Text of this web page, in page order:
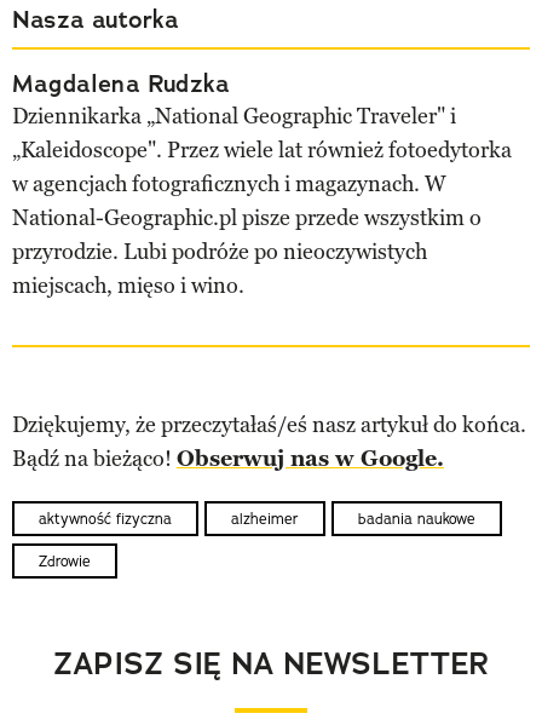
Nasza autorka
Magdalena Rudzka
Dziennikarka „National Geographic Traveler" i
„Kaleidoscope". Przez wiele lat również fotoedytorka
w agencjach fotograficznych i magazynach. W
National-Geographic.pl pisze przede wszystkim o
przyrodzie. Lubi podróże po nieoczywistych
miejscach, mięso i wino.
Dziękujemy, że przeczytałaś/eś nasz artykuł do końca.
Bądź na bieżąco! Obserwuj nas w Google.
aktywność fizyczna alzheimer badania naukowe
Zdrowie
ZAPISZ SIĘ NA NEWSLETTER